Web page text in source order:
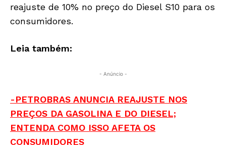
reajuste de 10% no preço do Diesel S10 para os
consumidores.
Leia também:
- Anúncio -
-PETROBRAS ANUNCIA REAJUSTE NOS
PREÇOS DA GASOLINA E DO DIESEL;
ENTENDA COMO ISSO AFETA OS
CONSUMIDORES